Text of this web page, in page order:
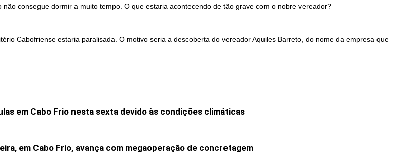
consegue dormir a muito tempo. O que estaria acontecendo de tão grave com o nobre vereador?
Cabofriense estaria paralisada. O motivo seria a descoberta do vereador Aquiles Barreto, do nome da empresa que
em Cabo Frio nesta sexta devido às condições climáticas
em Cabo Frio, avança com megaoperação de concretagem